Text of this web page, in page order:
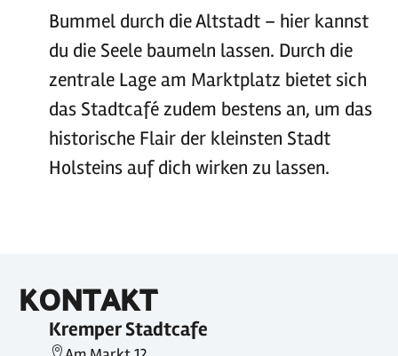
Bummel durch die Altstadt – hier kannst
du die Seele baumeln lassen. Durch die
zentrale Lage am Marktplatz bietet sich
das Stadtcafé zudem bestens an, um das
historische Flair der kleinsten Stadt
Holsteins auf dich wirken zu lassen.
KONTAKT
Kremper Stadtcafe